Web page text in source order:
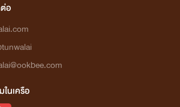
อ
นเครือ